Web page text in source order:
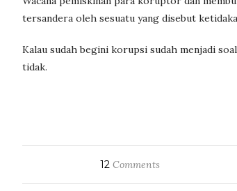
tersandera oleh sesuatu yang disebut
Kalau sudah begini korupsi sudah menjadi
tidak.
12 Comments